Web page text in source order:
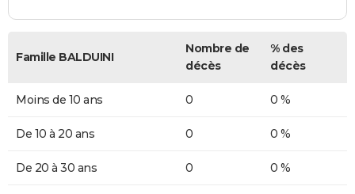
Famille BALDUINI
Nombre de
décès
% des
décès
Moins de 10 ans 0 0 %
De 10 à 20 ans 0 0 %
De 20 à 30 ans 0 0 %